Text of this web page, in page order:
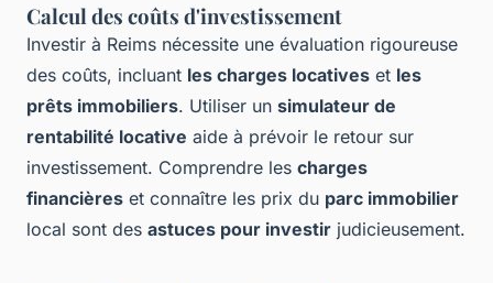
Calcul des coûts d'investissement
Investir à Reims nécessite une évaluation rigoureuse
des coûts, incluant les charges locatives et les
prêts immobiliers. Utiliser un simulateur de
rentabilité locative aide à prévoir le retour sur
investissement. Comprendre les charges
financières et connaître les prix du parc immobilier
local sont des astuces pour investir judicieusement.